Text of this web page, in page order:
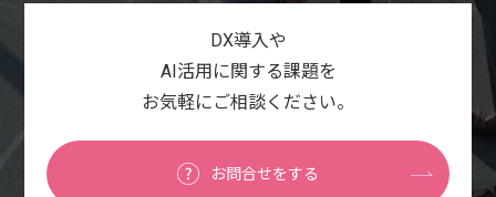
DX導入や
AI活用に関する課題を
お気軽にご相談ください。
お問合せをする